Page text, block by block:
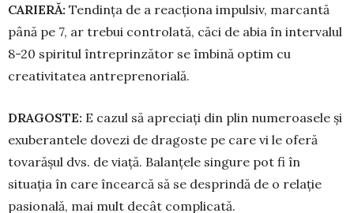
CARIERĂ: Tendința de a reacționa impulsiv, marcantă
până pe 7, ar trebui controlată, căci de abia în intervalul
8-20 spiritul întreprinzător se îmbină optim cu
creativitatea antreprenorială.
DRAGOSTE: E cazul să apreciați din plin nu­meroasele și
exuberantele dovezi de dragoste pe care vi le oferă
tovarășul dvs. de viață. Balanțele sin­gure pot fi în
situația în care încearcă să se des­prindă de o relație
pasională, mai mult decât com­plicată.